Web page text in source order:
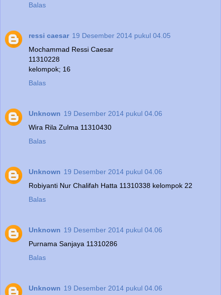
Balas
ressi caesar 19 Desember 2014 pukul 04.05
Mochammad Ressi Caesar
11310228
kelompok; 16
Balas
Unknown 19 Desember 2014 pukul 04.06
Wira Rila Zulma 11310430
Balas
Unknown 19 Desember 2014 pukul 04.06
Robiyanti Nur Chalifah Hatta 11310338 kelompok 22
Balas
Unknown 19 Desember 2014 pukul 04.06
Purnama Sanjaya 11310286
Balas
Unknown 19 Desember 2014 pukul 04.06